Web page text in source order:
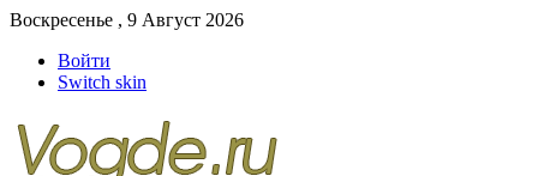
Воскресенье , 9 Август 2026
Войти
Switch skin